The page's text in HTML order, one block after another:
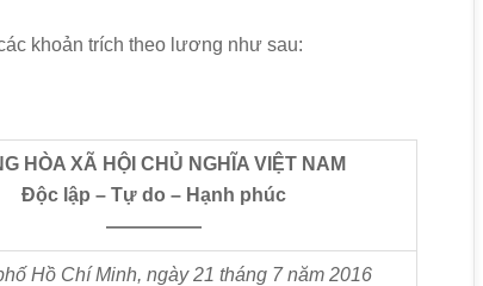
khoản trích theo lương như sau:
HÒA XÃ HỘI CHỦ NGHĨA VIỆT NAM
Độc lập – Tự do – Hạnh phúc
—————
ố Hồ Chí Minh, ngày21 tháng 7năm 2016